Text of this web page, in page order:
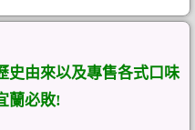
史由來以及專售各式口味
蘭必敗!